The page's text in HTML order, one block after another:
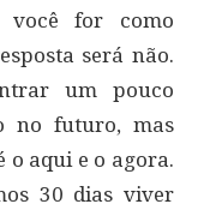
for como
será não.
um pouco
no futuro, mas
o aqui e o agora.
30 dias viver